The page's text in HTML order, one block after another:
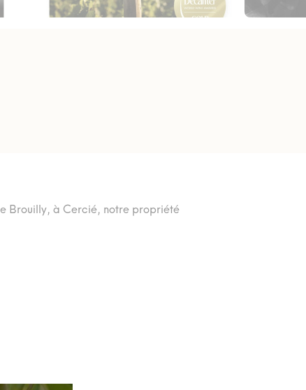
Brouilly, à Cercié, notre propriété